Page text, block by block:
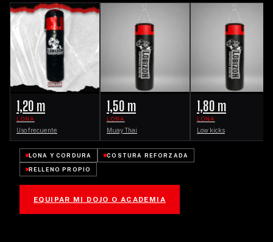
1,20 m
LONA
Uso frecuente
1,50 m
LONA
Muay Thai
1,80 m
LONA
Low kicks
LONA Y CORDURA COSTURA REFORZADA
RELLENO PROPIO
EQUIPAR MI DOJO O ACADEMIA